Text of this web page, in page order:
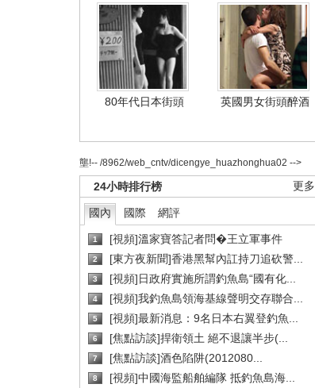
80年代日本街頭 英國男女街頭醉酒
壟!-- /8962/web_cntv/dicengye_huazhonghua02 -->
更多
24小時排行榜
國內 國際 網評
1 [視頻]溫家寶答記者問�王立軍事件
2 [東方夜新聞]香港黑幫內訌持刀追砍警...
3 [視頻]日政府實施所謂釣魚島“國有化...
4 [視頻]我釣魚島領海基線聲明交存聯合...
5 [視頻]最新消息：9名日本右翼登釣魚...
6 [焦點訪談]捍衛領土 絕不退讓半步(...
7 [焦點訪談]酒色陷阱(2012080...
8 [視頻]中國海監船舶編隊 抵釣魚島海...